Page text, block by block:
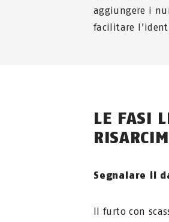
aggiungere i
facilitare
LE FASI
Segnalare il
Il furto con